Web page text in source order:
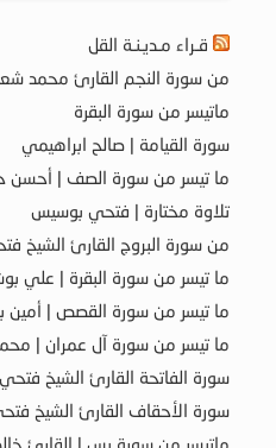
قـراء مـديـنـة القل
من سورة النجم القارئ محمد
ماتيسر من سورة البقرة
سورة القيامة | صالح ابراهيمي
ما تيسر من سورة الصف | أحسن
تلاوة مختارة | فتحي بوسيس
من سورة البروج القارئ الشيخ
ما تيسر من سورة البقرة | علي
ما تيسر من سورة القصص | أمين
ما تيسر من سورة آل عمران |
سورة الفاتحة القارئ الشيخ
سورة الأحقاف القارئ الشيخ
ماتيسر من سورة يس | القارئ